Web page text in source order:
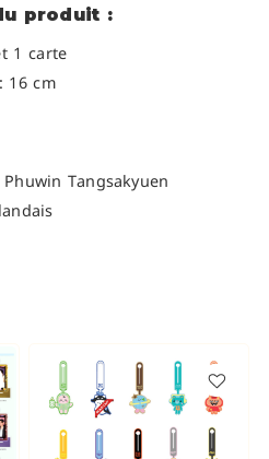
produit :
1 carte
16 cm
Tangsakyuen